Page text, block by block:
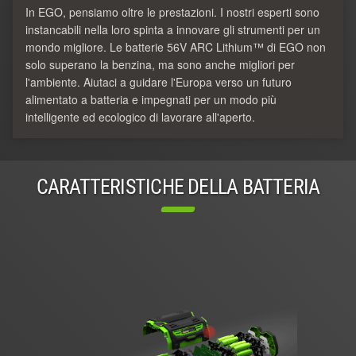
In EGO, pensiamo oltre le prestazioni. I nostri esperti sono
instancabili nella loro spinta a innovare gli strumenti per un
mondo migliore. Le batterie 56V ARC Lithium™ di EGO non
solo superano la benzina, ma sono anche migliori per
l'ambiente. Aiutaci a guidare l'Europa verso un futuro
alimentato a batteria e impegnati per un modo più
intelligente ed ecologico di lavorare all'aperto.
CARATTERISTICHE DELLA BATTERIA